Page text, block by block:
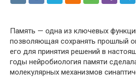
Память — одна из ключевых
позволяющая сохранять прошлый
его для принятия решений в
годы нейробиология памяти
молекулярных механизмов